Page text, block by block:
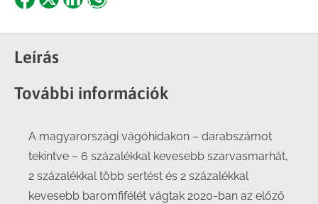
Share
Facebook
Share
X
ShareShare
Leírás
További információk
A magyarországi vágóhidakon – darabszámot
tekintve – 6 százalékkal kevesebb szarvasmarhát,
2 százalékkal több sertést és 2 százalékkal
kevesebb baromfifélét vágtak 2020-ban az előző